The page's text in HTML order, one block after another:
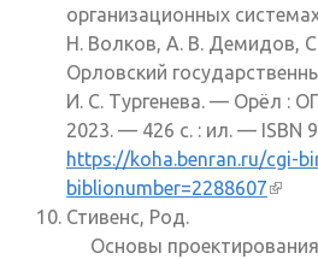
организационных
Н. Волков, А. В. Демидов,
Орловский
И. С. Тургенева. — Орёл :
2023. — 426 с. : ил. — ISBN
https://koha.benran.ru/cgi-
biblionumber=2288607
Стивенс, Род.
Основы